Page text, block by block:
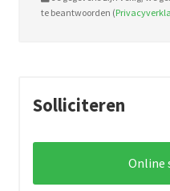
te beantwoorden (
Solliciteren
Online